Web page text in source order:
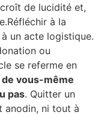
de lucidité et,
à la
un acte logistique.
ou
se referme en
vous-même
pas. Quitter un
anodin, ni tout à